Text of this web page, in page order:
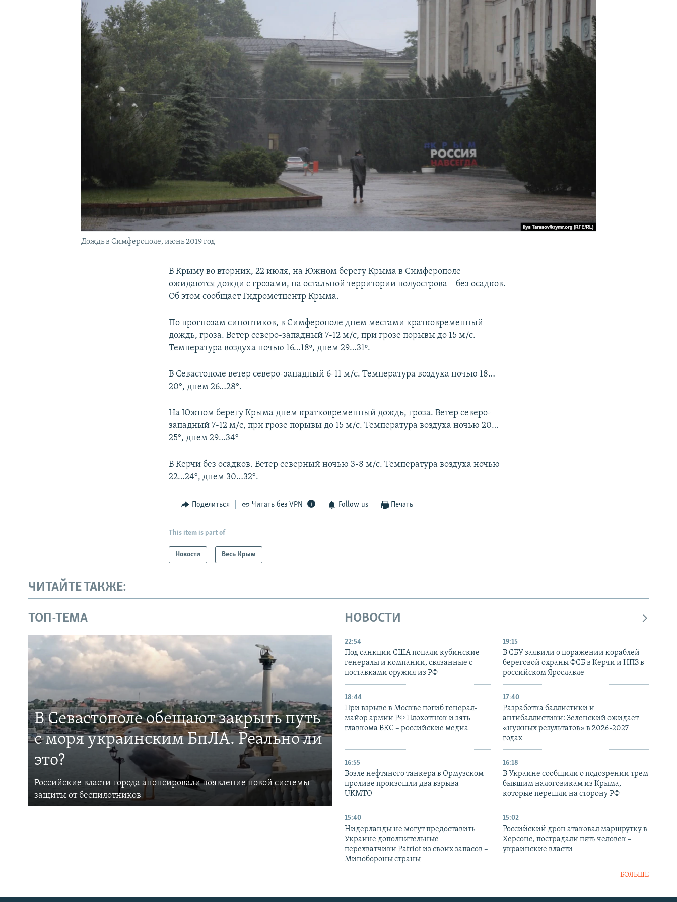
КРЫМ.НЕПОКОРЕННЫЙ
УКРАИНСКАЯ ПРОБЛЕМА КРЫМА
Дождь в Симферополе, июнь 2019 год
В Крыму во вторник, 22 июля, на Южном берегу Крыма в Симферополе
ожидаются дожди с грозами, на остальной территории полуострова – без осадков.
Об этом сообщает Гидрометцентр Крыма.
По прогнозам синоптиков, в Симферополе днем местами кратковременный
дождь, гроза. Ветер северо-западный 7-12 м/с, при грозе порывы до 15 м/с.
Температура воздуха ночью 16…18º, днем 29…31º.
В Севастополе ветер северо-западный 6-11 м/с. Температура воздуха ночью 18…
20°, днем 26…28°.
На Южном берегу Крыма днем кратковременный дождь, гроза. Ветер северо-
западный 7-12 м/с, при грозе порывы до 15 м/с. Температура воздуха ночью 20…
25°, днем 29…34°
В Керчи без осадков. Ветер северный ночью 3-8 м/с. Температура воздуха ночью
22…24°, днем 30…32°.
Поделиться Читать без VPN Follow us Печать
This item is part of
Новости Весь Крым
ЧИТАЙТЕ ТАКЖЕ:
ТОП-ТЕМА
В Севастополе обещают закрыть путь
с моря украинским БпЛА. Реально ли
это?
Российские власти города анонсировали появление новой системы
защиты от беспилотников
НОВОСТИ
22:54
Под санкции США попали кубинские
генералы и компании, связанные с
поставками оружия из РФ
19:15
В СБУ заявили о поражении кораблей
береговой охраны ФСБ в Керчи и НПЗ в
российском Ярославле
18:44
При взрыве в Москве погиб генерал-
майор армии РФ Плохотнюк и зять
главкома ВКС – российские медиа
17:40
Разработка баллистики и
антибаллистики: Зеленский ожидает
«нужных результатов» в 2026-2027
годах
16:55
Возле нефтяного танкера в Ормузском
проливе произошли два взрыва –
UKMTO
16:18
В Украине сообщили о подозрении трем
бывшим налоговикам из Крыма,
которые перешли на сторону РФ
15:40
Нидерланды не могут предоставить
Украине дополнительные
перехватчики Patriot из своих запасов –
Минобороны страны
15:02
Российский дрон атаковал маршрутку в
Херсоне, пострадали пять человек –
украинские власти
БОЛЬШЕ